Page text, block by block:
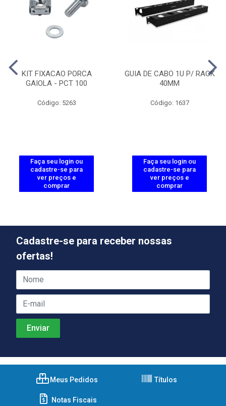
KIT FIXACAO PORCA
GAIOLA - PCT 100
Código: 5263
Faça seu login ou
cadastre-se para
ver preços e
comprar
GUIA DE CABO 1U P/ RACK
40MM
Código: 1637
Faça seu login ou
cadastre-se para
ver preços e
comprar
Cadastre-se para receber nossas
ofertas!
Meus Pedidos Títulos
Notas Fiscais